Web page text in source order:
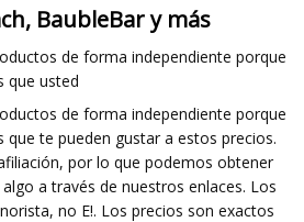
BaubleBar y más
de forma independiente porque
que usted
de forma independiente porque
que te pueden gustar a estos precios.
por lo que podemos obtener
a través de nuestros enlaces. Los
no E!. Los precios son exactos